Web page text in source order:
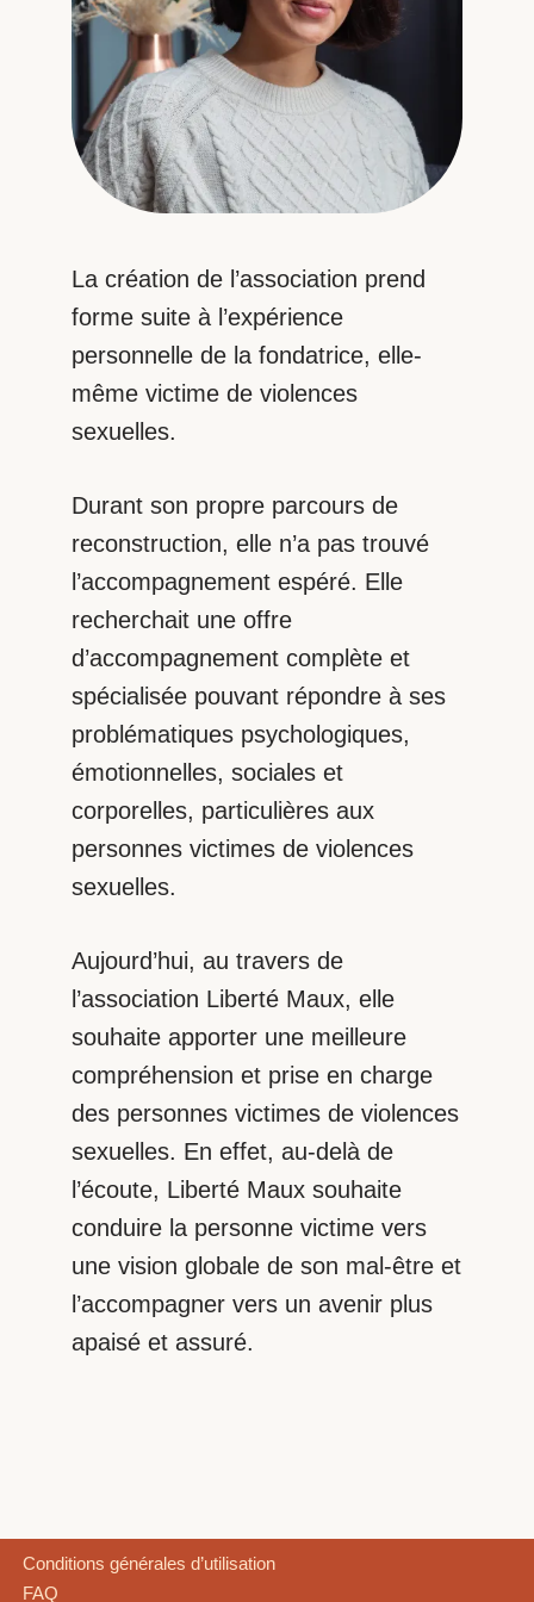
La création de l’association prend
forme suite à l’expérience
personnelle de la fondatrice, elle-
même victime de violences
sexuelles.
Durant son propre parcours de
reconstruction, elle n’a pas trouvé
l’accompagnement espéré. Elle
recherchait une offre
d’accompagnement complète et
spécialisée pouvant répondre à ses
problématiques psychologiques,
émotionnelles, sociales et
corporelles, particulières aux
personnes victimes de violences
sexuelles.
Aujourd’hui, au travers de
l’association Liberté Maux, elle
souhaite apporter une meilleure
compréhension et prise en charge
des personnes victimes de violences
sexuelles. En effet, au-delà de
l’écoute, Liberté Maux souhaite
conduire la personne victime vers
une vision globale de son mal-être et
l’accompagner vers un avenir plus
apaisé et assuré.
Conditions générales d’utilisation
FAQ